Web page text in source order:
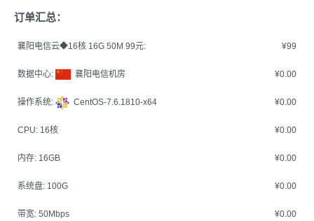
订单汇总：
襄阳电信云◆16核 16G 50M 99元: ¥99
数据中心: 襄阳电信机房 ¥0.00
操作系统: CentOS-7.6.1810-x64 ¥0.00
CPU: 16核 ¥0.00
内存: 16GB ¥0.00
系统盘: 100G ¥0.00
带宽: 50Mbps ¥0.00